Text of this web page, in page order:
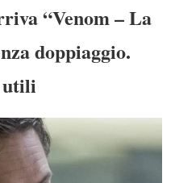
“Venom – La
doppiaggio.
utili